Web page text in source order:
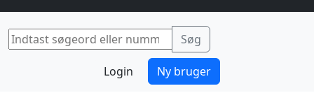
Login Ny bruger